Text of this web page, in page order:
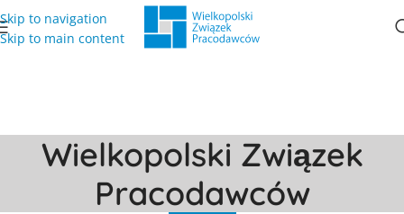
Skip to navigation
Skip to main content
Wielkopolski Związek
Pracodawców